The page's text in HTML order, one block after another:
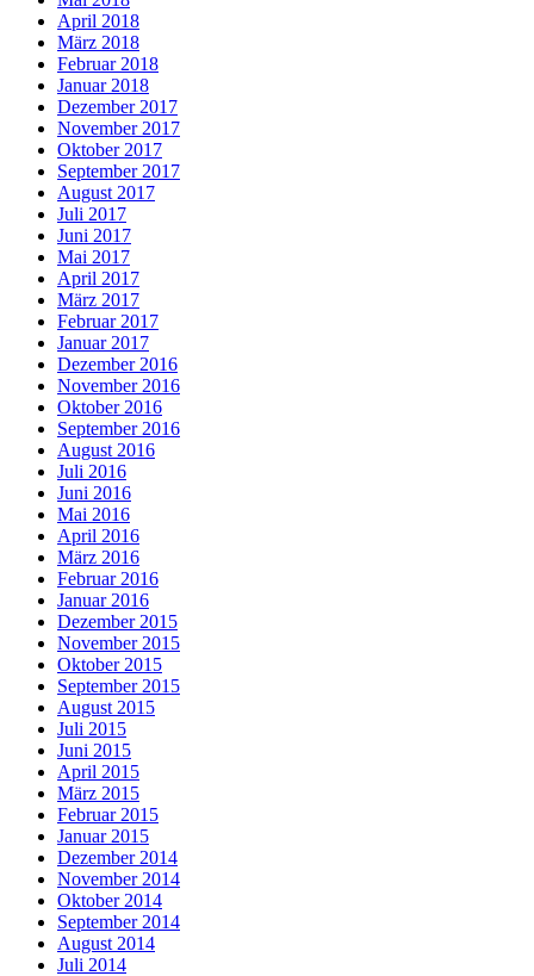
April 2018
März 2018
Februar 2018
Januar 2018
Dezember 2017
November 2017
Oktober 2017
September 2017
August 2017
Juli 2017
Juni 2017
Mai 2017
April 2017
März 2017
Februar 2017
Januar 2017
Dezember 2016
November 2016
Oktober 2016
September 2016
August 2016
Juli 2016
Juni 2016
Mai 2016
April 2016
März 2016
Februar 2016
Januar 2016
Dezember 2015
November 2015
Oktober 2015
September 2015
August 2015
Juli 2015
Juni 2015
April 2015
März 2015
Februar 2015
Januar 2015
Dezember 2014
November 2014
Oktober 2014
September 2014
August 2014
Juli 2014